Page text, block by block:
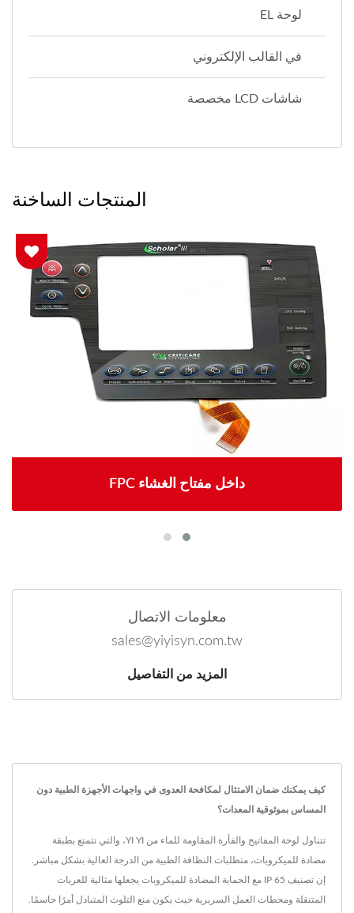
لوحة EL
في القالب الإلكتروني
شاشات LCD مخصصة
المنتجات الساخنة
FPC داخل مفتاح الغشاء
معلومات الاتصال
sales@yiyisyn.com.tw
المزيد من التفاصيل
كيف يمكنك ضمان الامتثال لمكافحة العدوى في واجهات الأجهزة الطبية دون
المساس بموثوقية المعدات؟
تتناول لوحة المفاتيح والفأرة المقاومة للماء من YI YI، والتي تتمتع بطبقة
مضادة للميكروبات، متطلبات النظافة الطبية من الدرجة العالية بشكل مباشر.
إن تصنيف IP 65 مع الحماية المضادة للميكروبات يجعلها مثالية للعربات
المتنقلة ومحطات العمل السريرية حيث يكون منع التلوث المتبادل أمرًا حاسمًا.